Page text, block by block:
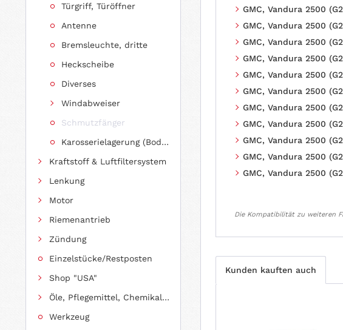
Türgriff, Türöffner
Antenne
Bremsleuchte, dritte
Heckscheibe
Diverses
Windabweiser
Schmutzfänger
Karosserielagerung (Body Mount)
Kraftstoff & Luftfiltersystem
Lenkung
Motor
Riemenantrieb
Zündung
Einzelstücke/Restposten
Shop "USA"
Öle, Pflegemittel, Chemikalien und Additive
Werkzeug
GMC, Vandura 2500
GMC, Vandura 2500
GMC, Vandura 2500
GMC, Vandura 2500
GMC, Vandura 2500
GMC, Vandura 2500
GMC, Vandura 2500
GMC, Vandura 2500
GMC, Vandura 2500
GMC, Vandura 2500
GMC, Vandura 2500
Die Kompatibilität zu weiteren
Kunden kauften auch